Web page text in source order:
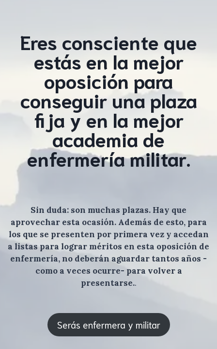
Eres consciente que
estás en la mejor
oposición para
conseguir una plaza
fija y en la mejor
academia de
enfermería militar.
Sin duda: son muchas plazas. Hay que
aprovechar esta ocasión. Además de esto, para
los que se presenten por primera vez y accedan
a listas para lograr méritos en esta oposición de
enfermería, no deberán aguardar tantos años -
como a veces ocurre- para volver a
presentarse..
Serás enfermera y militar